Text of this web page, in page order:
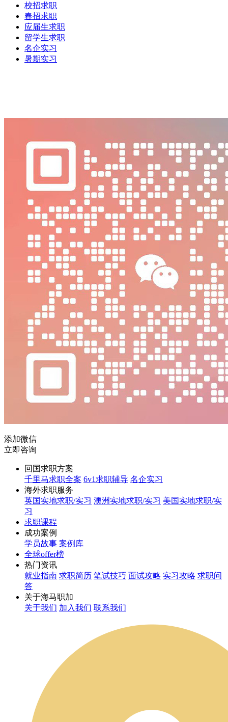
校招求职
春招求职
应届生求职
留学生求职
名企实习
暑期实习
添加微信
立即咨询
回国求职方案
千里马求职全案 6v1求职辅导 名企实习
海外求职服务
英国实地求职/实习 澳洲实地求职/实习 美国实地求职/实
习
求职课程
成功案例
学员故事 案例库
全球offer榜
热门资讯
就业指南 求职简历 笔试技巧 面试攻略 实习攻略 求职问
答
关于海马职加
关于我们 加入我们 联系我们